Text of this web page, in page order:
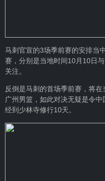
马刺官宣的3场季前赛的安排当
赛，分别是当地时间10月10日
关注。
反倒是马刺的首场季前赛，将
广州男篮，如此对决无疑是令
经到少林寺修行10天。